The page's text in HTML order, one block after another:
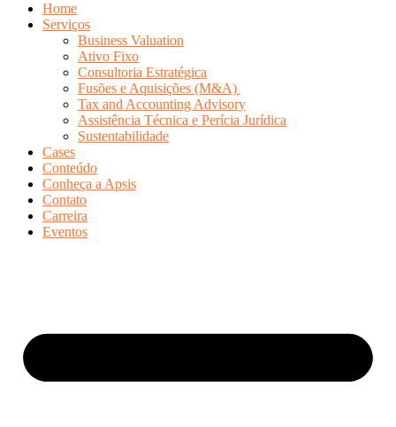
Home
Serviços
Business Valuation
Ativo Fixo
Consultoria Estratégica
Fusões e Aquisições (M&A)
Tax and Accounting Advisory
Assistência Técnica e Perícia Jurídica
Sustentabilidade
Cases
Conteúdo
Conheça a Apsis
Contato
Carreira
Eventos